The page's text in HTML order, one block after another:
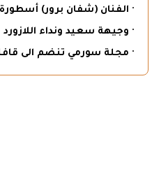
· الفنان (شفان برور) أسطورة
· وجيهة سعيد ونداء اللازورد
· مجلة سورمي تنضم الى